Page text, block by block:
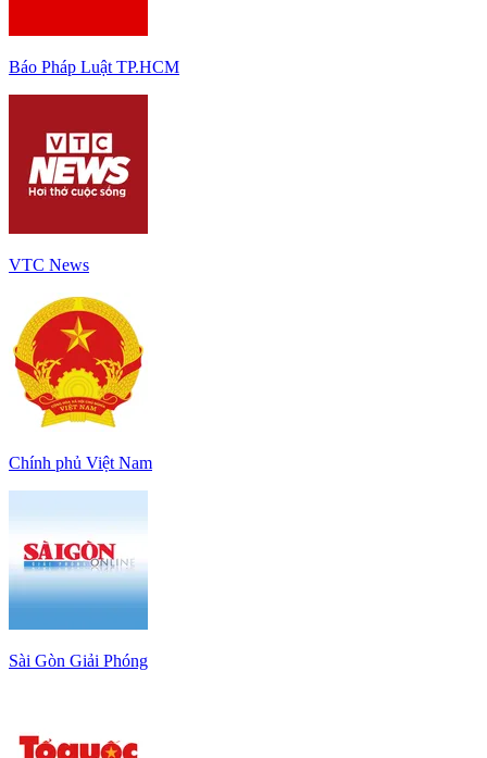
Báo Pháp Luật TP.HCM
VTC News
Chính phủ Việt Nam
Sài Gòn Giải Phóng